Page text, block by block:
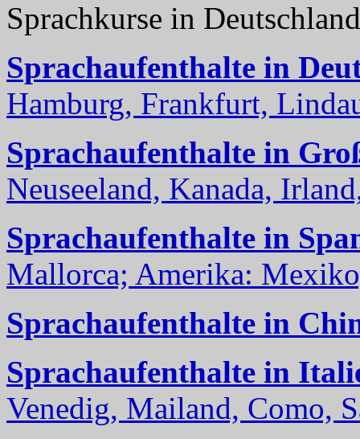
Sprachkurse in
Sprachaufenthalte in
Hamburg, Frankfurt,
Sprachaufenthalte in
Neuseeland, Kanada,
Sprachaufenthalte in
Mallorca; Amerika:
Sprachaufenthalte in
Sprachaufenthalte in
Venedig, Mailand, Como,